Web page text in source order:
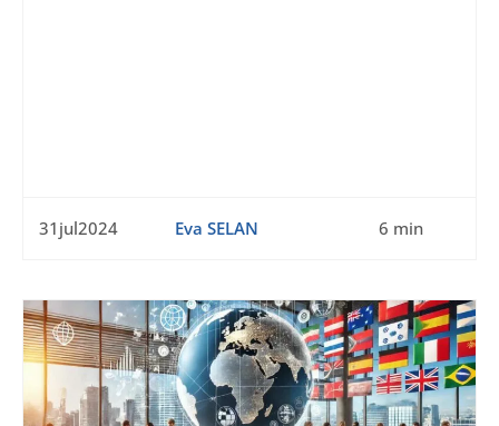
31jul2024 Eva SELAN 6 min